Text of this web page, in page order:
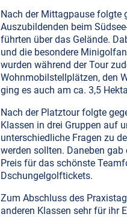
Nach der Mittagpause folgte
Auszubildenden beim
führten über das Gelände.
und die besondere
wurden während der Tour
Wohnmobilstellplätzen, den
ging es auch am ca. 3,5
Nach der Platztour folgte
Klassen in drei Gruppen auf
unterschiedliche Fragen zu
werden sollten. Daneben
Preis für das schönste
Dschungelgolftickets.
Zum Abschluss des
anderen Klassen sehr für ihr